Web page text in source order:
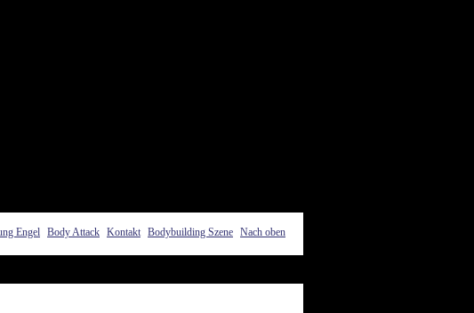
Engel Body Attack Kontakt Bodybuilding Szene Nach oben